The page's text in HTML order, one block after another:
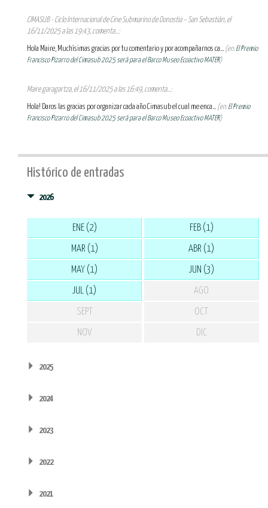
CIMASUB - Ciclo Internacional de Cine Submarino de Donostia – San Sebastián, el
16/11/2025 a las 19:43, comenta...:
Hola Maire, Muchísimas gracias por tu comentario y por acompañarnos ca... (en:El Premio
Francisco Pizarro del Cimasub 2025 será para el Barco Museo Ecoactivo MATER)
Maire garagartza, el 16/11/2025 a las 16:49, comenta...:
Hola! Daros las gracias por organizar cada año Cimasub el cual me enca... (en:El Premio
Francisco Pizarro del Cimasub 2025 será para el Barco Museo Ecoactivo MATER)
Histórico de entradas
2026
ENE (2) FEB (1)
MAR (1) ABR (1)
MAY (1) JUN (3)
JUL (1) AGO
SEPT OCT
NOV DIC
2025
2024
2023
2022
2021